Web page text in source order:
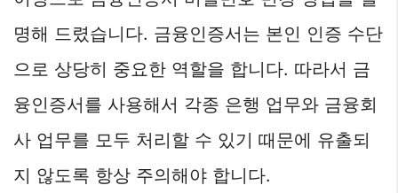
명해 드렸습니다. 금융인증서는 본인 인증 수단
으로 상당히 중요한 역할을 합니다. 따라서 금
융인증서를 사용해서 각종 은행 업무와 금융회
사 업무를 모두 처리할 수 있기 때문에 유출되
지 않도록 항상 주의해야 합니다.